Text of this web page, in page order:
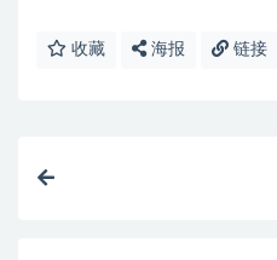
收藏 海报 链接